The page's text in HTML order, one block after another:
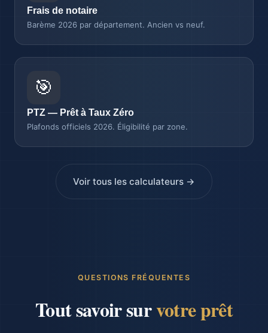
Frais de notaire
Barème 2026 par département. Ancien vs neuf.
🎯
PTZ — Prêt à Taux Zéro
Plafonds officiels 2026. Éligibilité par zone.
Voir tous les calculateurs →
QUESTIONS FRÉQUENTES
Tout savoir survotre prêt